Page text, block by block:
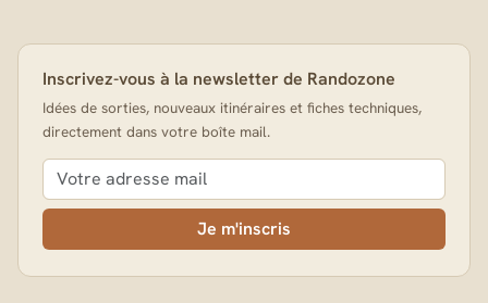
Inscrivez-vous à la newsletter de Randozone
Idées de sorties, nouveaux itinéraires et fiches techniques,
directement dans votre boîte mail.
Je m'inscris